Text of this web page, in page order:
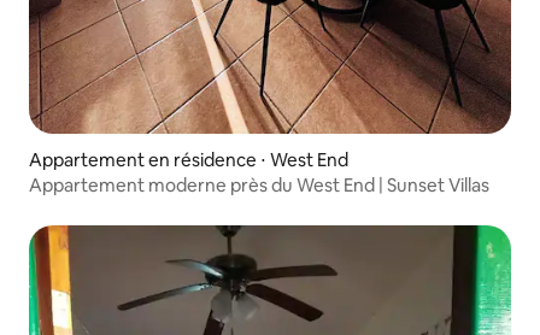
Appartement en résidence ⋅ West End
Appartement moderne près du West End | Sunset Villas